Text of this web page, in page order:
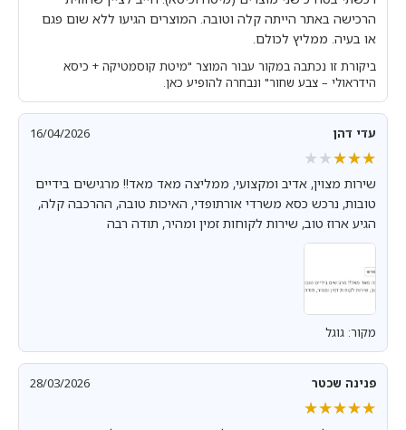
הרכישה באתר הייתה קלה וטובה. המוצרים הגיעו ללא שום פגם
או בעיה. ממליץ לכולם.
ביקורת זו נכתבה במקור עבור המוצר "מיטת קוסמטיקה + כיסא
הידראולי – צבע שחור" ונבחרה להופיע כאן.
עדי דהן 16/04/2026
★★★★★
★★★★★
שירות מצוין, אדיב ומקצועי, ממליצה מאד מאד!! מרגישים בידיים
טובות, נרכש כסא משרדי אורתופדי, האיכות טובה, ההרכבה קלה,
הגיע ארוז טוב, שירות לקוחות זמין ומהיר, תודה רבה
מקור: גוגל
פנינה שכטר 28/03/2026
★★★★★
★★★★★